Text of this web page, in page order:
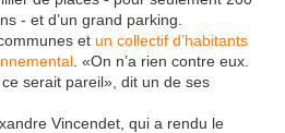
- et d’un grand parking.
et un collectif d’habitants
. «On n’a rien contre eux.
serait pareil», dit un de ses
Vincendet, qui a rendu le